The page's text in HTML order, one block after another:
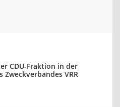
CDU-Fraktion in der
VRR